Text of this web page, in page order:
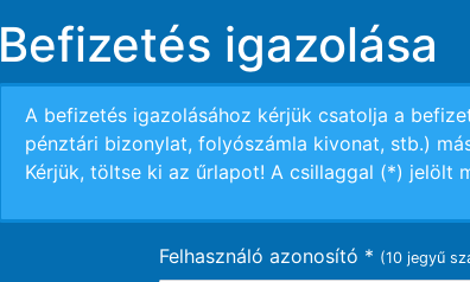
Befizetés igazolása
A befizetés igazolásához kérjük csatolja a
pénztári bizonylat, folyószámla kivonat, stb.)
Kérjük, töltse ki az űrlapot! A csillaggal (*) jelölt
Felhasználó azonosító * (10 jegyű